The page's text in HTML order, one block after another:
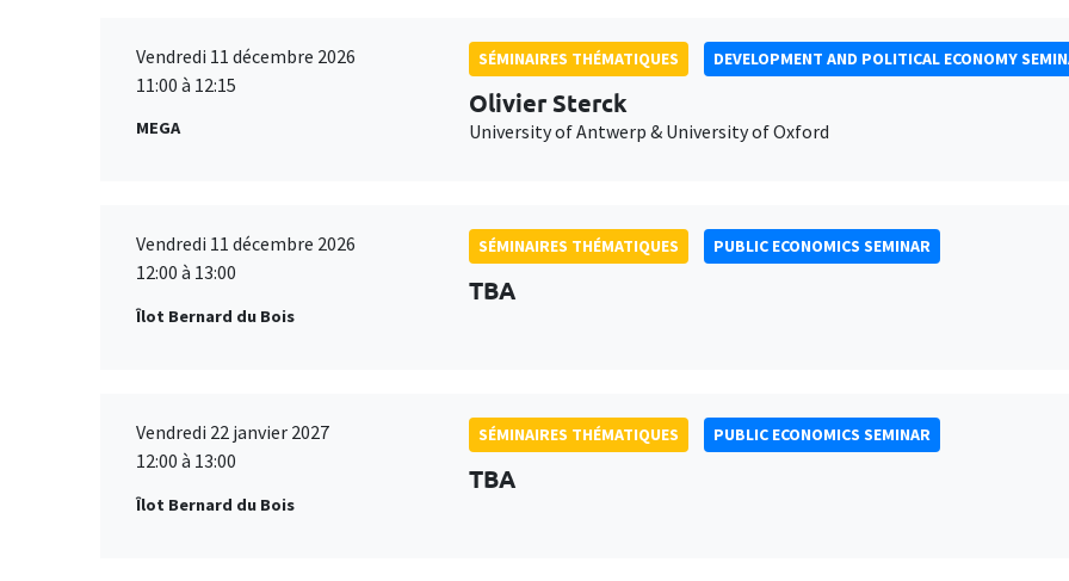
Vendredi 11 décembre 2026
11:00 à 12:15
MEGA
SÉMINAIRES THÉMATIQUES DEVELOPMENT AND POLITICAL ECONOMY
Olivier Sterck
University of Antwerp & University of Oxford
Vendredi 11 décembre 2026
12:00 à 13:00
Îlot Bernard du Bois
SÉMINAIRES THÉMATIQUES PUBLIC ECONOMICS SEMINAR
TBA
Vendredi 22 janvier 2027
12:00 à 13:00
Îlot Bernard du Bois
SÉMINAIRES THÉMATIQUES PUBLIC ECONOMICS SEMINAR
TBA